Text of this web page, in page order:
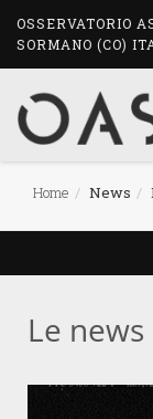
OSSERVATORIO
SORMANO (CO)
Home News
Le